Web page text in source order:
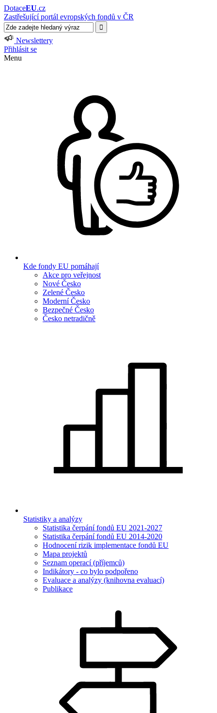
DotaceEU.cz
Zastřešující portál evropských fondů v ČR
Newslettery
Přihlásit se
Menu
Kde fondy EU pomáhají
Akce pro veřejnost
Nové Česko
Zelené Česko
Moderní Česko
Bezpečné Česko
Česko netradičně
Statistiky a analýzy
Statistika čerpání fondů EU 2021-2027
Statistika čerpání fondů EU 2014-2020
Hodnocení rizik implementace fondů EU
Mapa projektů
Seznam operací (příjemců)
Indikátory - co bylo podpořeno
Evaluace a analýzy (knihovna evaluací)
Publikace